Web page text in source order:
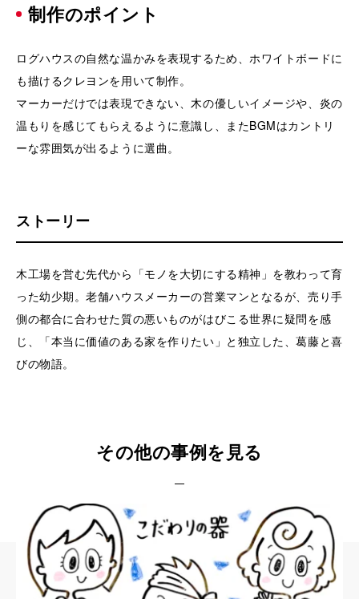
制作のポイント
ログハウスの自然な温かみを表現するため、ホワイトボードに
も描けるクレヨンを用いて制作。
マーカーだけでは表現できない、木の優しいイメージや、炎の
温もりを感じてもらえるように意識し、またBGMはカントリ
ーな雰囲気が出るように選曲。
ストーリー
木工場を営む先代から「モノを大切にする精神」を教わって育
った幼少期。老舗ハウスメーカーの営業マンとなるが、売り手
側の都合に合わせた質の悪いものがはびこる世界に疑問を感
じ、「本当に価値のある家を作りたい」と独立した、葛藤と喜
びの物語。
その他の事例を見る